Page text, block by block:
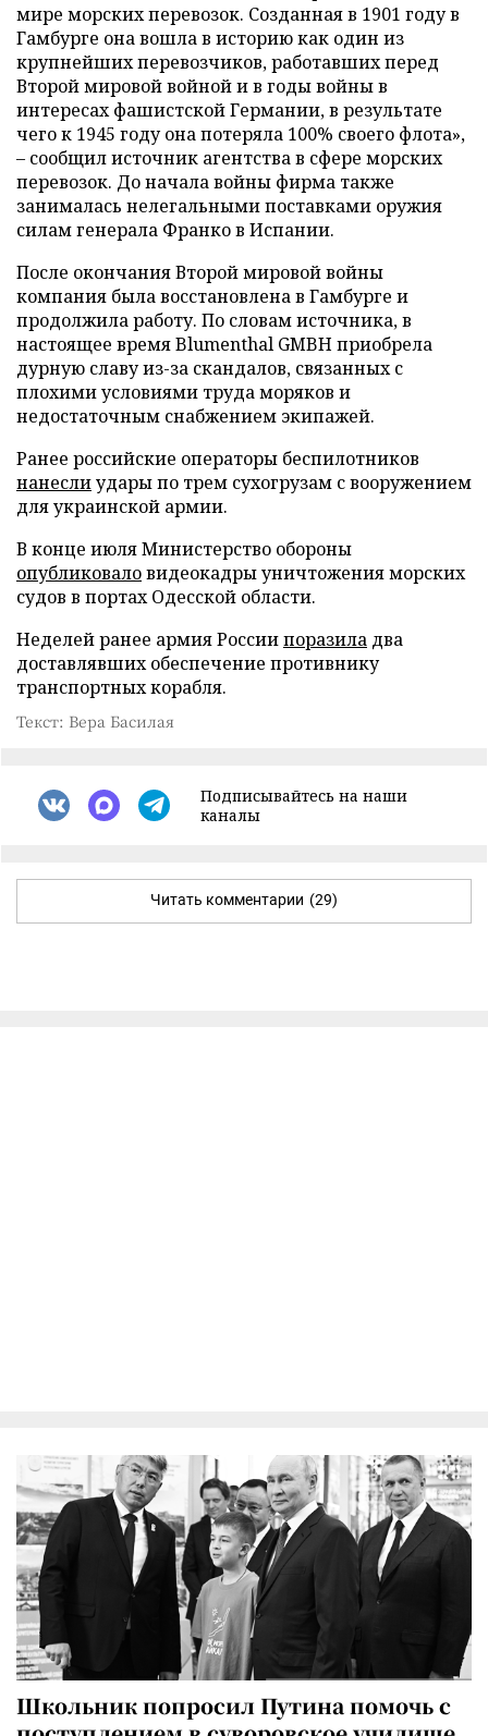
мире морских перевозок. Созданная в 1901 году в
Гамбурге она вошла в историю как один из
крупнейших перевозчиков, работавших перед
Второй мировой войной и в годы войны в
интересах фашистской Германии, в результате
чего к 1945 году она потеряла 100% своего флота»,
– сообщил источник агентства в сфере морских
перевозок. До начала войны фирма также
занималась нелегальными поставками оружия
силам генерала Франко в Испании.
После окончания Второй мировой войны
компания была восстановлена в Гамбурге и
продолжила работу. По словам источника, в
настоящее время Blumenthal GMBH приобрела
дурную славу из-за скандалов, связанных с
плохими условиями труда моряков и
недостаточным снабжением экипажей.
Ранее российские операторы беспилотников
нанеслиудары по трем сухогрузам с вооружением
для украинской армии.
В конце июля Министерство обороны
опубликоваловидеокадры уничтожения морских
судов в портах Одесской области.
Неделей ранее армия Россиипоразила два
доставлявших обеспечение противнику
транспортных корабля.
Текст: Вера Басилая
Подписывайтесь на наши
каналы
Читать комментарии (29)
Школьник попросил Путина помочь с